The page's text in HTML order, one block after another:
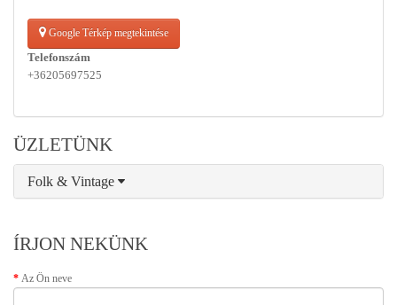
Google Térkép megtekintése
Telefonszám
+36205697525
ÜZLETÜNK
Folk & Vintage
ÍRJON NEKÜNK
Az Ön neve